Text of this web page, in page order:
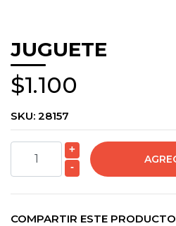
JUGUETE
$1.100
SKU: 28157
+
-
COMPARTIR ESTE PRODUCTO